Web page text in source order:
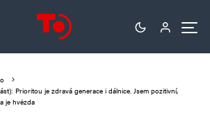
Prioritou je zdravá generace i dálnice. Jsem pozitivní,
je hvězda